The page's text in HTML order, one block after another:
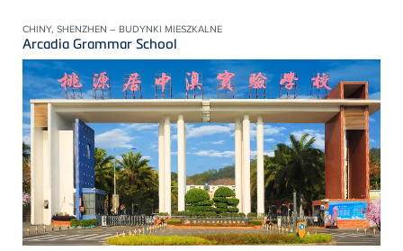
CHINY, SHENZHEN – BUDYNKI MIESZKALNE
Arcadia Grammar School